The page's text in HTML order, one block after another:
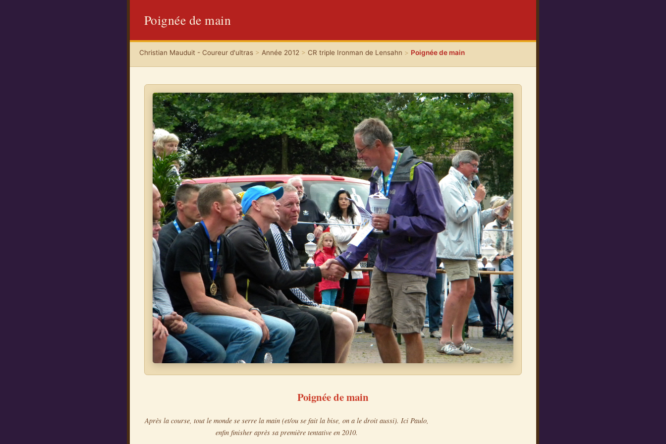
Poignée de main
Christian Mauduit - Coureur d'ultras > Année 2012 > CR triple Ironman de Lensahn > Poignée de main
Poignée de main
Après la course, tout le monde se serre la main (et/ou se fait la bise, on a le droit aussi). Ici Paulo,
enfin finisher après sa première tentative en 2010.